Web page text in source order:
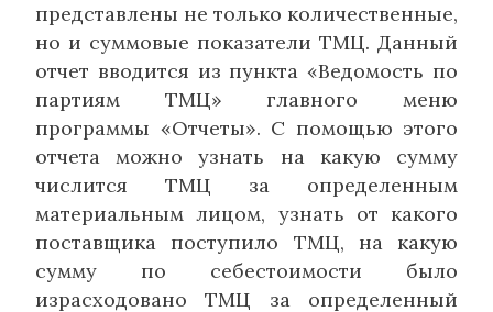
представлены не только количественные,
но и суммовые показатели ТМЦ. Данный
отчет вводится из пункта «Ведомость по
партиям ТМЦ» главного меню
программы «Отчеты». С помощью этого
отчета можно узнать на какую сумму
числится ТМЦ за определенным
материальным лицом, узнать от какого
поставщика поступило ТМЦ, на какую
сумму по себестоимости было
израсходовано ТМЦ за определенный